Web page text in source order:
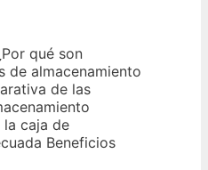
qué son
de almacenamiento
de las
la caja de
Beneficios